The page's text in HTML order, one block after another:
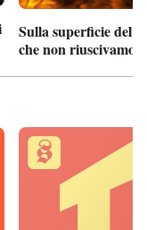
Sulla superficie del
che non riuscivamo